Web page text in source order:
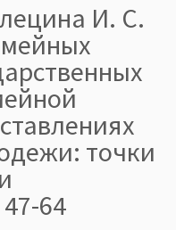
И. С.
точки
64